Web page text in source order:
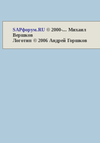
SAPфорум.RU © 2000-... Михаил
Вершков
Логотип © 2006 Андрей Горшков